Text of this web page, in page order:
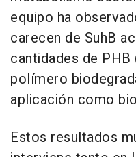
equipo ha
carecen de SuhB
cantidades de
polímero
aplicación como
Estos resultados